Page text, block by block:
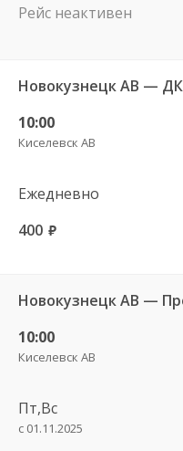
Рейс неактивен
10:00
Киселевск АВ
Ежедневно
400 руб.
Новокузнецк АВ —
10:00
Киселевск АВ
Пт,Вс
с 01.11.2025